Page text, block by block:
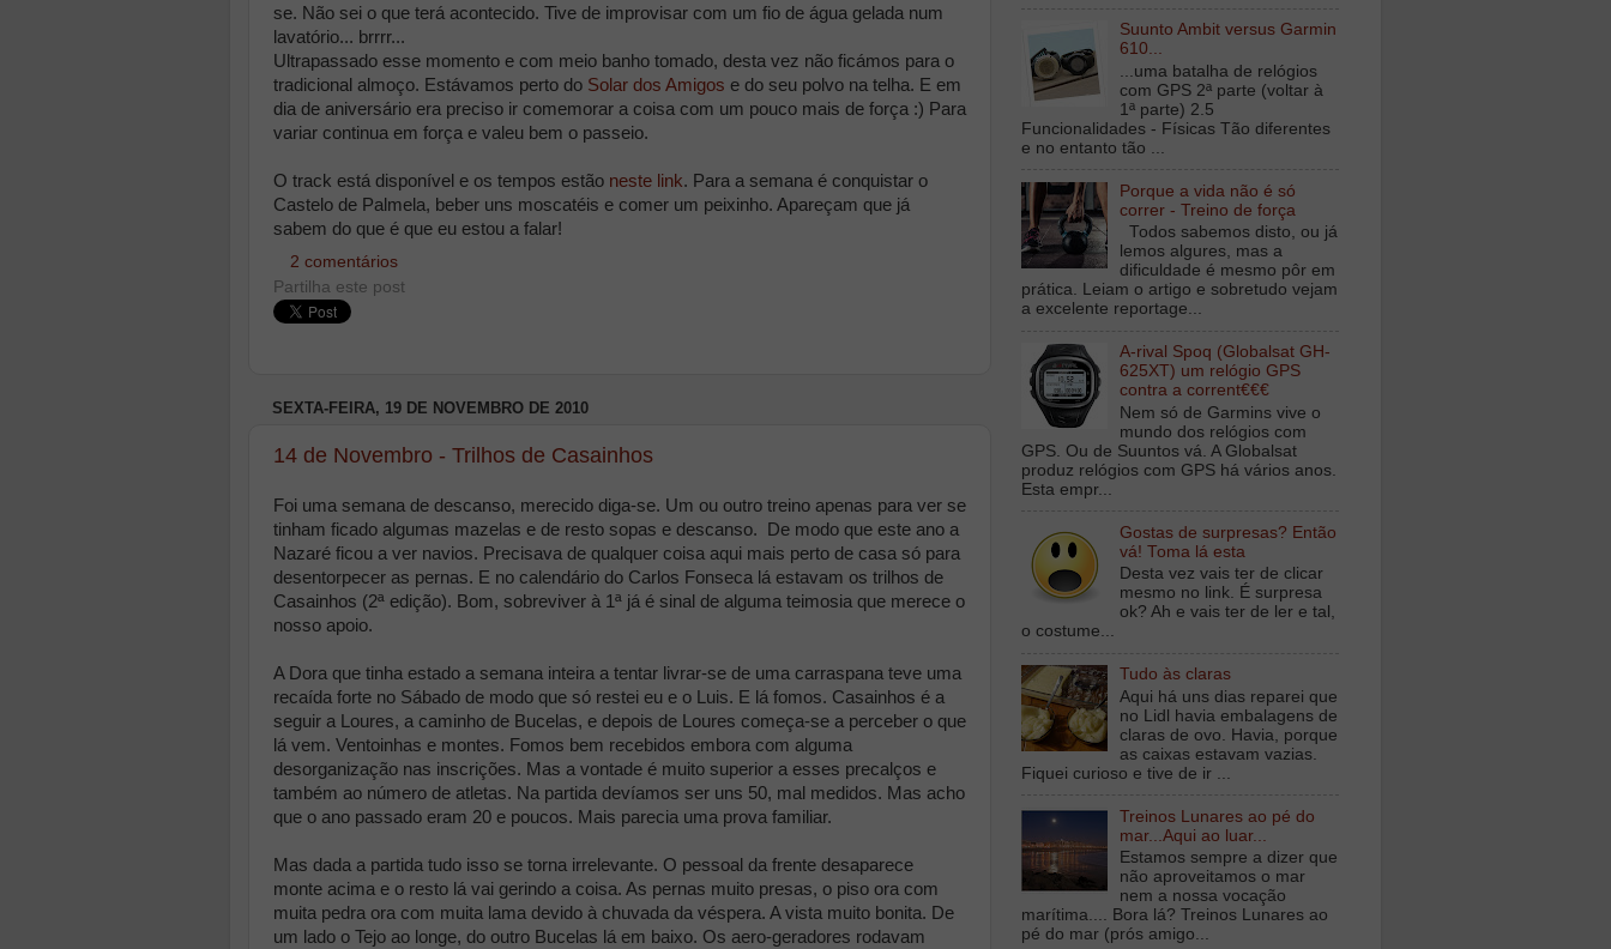
se. Não sei o que terá acontecido. Tive de improvisar com um fio de água gelada num
lavatório... brrrr...
Ultrapassado esse momento e com meio banho tomado, desta vez não ficámos para o
tradicional almoço. Estávamos perto do Solar dos Amigos e do seu polvo na telha. E em
dia de aniversário era preciso ir comemorar a coisa com um pouco mais de força :) Para
variar continua em força e valeu bem o passeio.
O track está disponível e os tempos estão neste link. Para a semana é conquistar o
Castelo de Palmela, beber uns moscatéis e comer um peixinho. Apareçam que já
sabem do que é que eu estou a falar!
2 comentários
Partilha este post
SEXTA-FEIRA, 19 DE NOVEMBRO DE 2010
14 de Novembro - Trilhos de Casainhos
Foi uma semana de descanso, merecido diga-se. Um ou outro treino apenas para ver se
tinham ficado algumas mazelas e de resto sopas e descanso. De modo que este ano a
Nazaré ficou a ver navios. Precisava de qualquer coisa aqui mais perto de casa só para
desentorpecer as pernas. E no calendário do Carlos Fonseca lá estavam os trilhos de
Casainhos (2ª edição). Bom, sobreviver à 1ª já é sinal de alguma teimosia que merece o
nosso apoio.
A Dora que tinha estado a semana inteira a tentar livrar-se de uma carraspana teve uma
recaída forte no Sábado de modo que só restei eu e o Luis. E lá fomos. Casainhos é a
seguir a Loures, a caminho de Bucelas, e depois de Loures começa-se a perceber o que
lá vem. Ventoinhas e montes. Fomos bem recebidos embora com alguma
desorganização nas inscrições. Mas a vontade é muito superior a esses precalços e
também ao número de atletas. Na partida devíamos ser uns 50, mal medidos. Mas acho
que o ano passado eram 20 e poucos. Mais parecia uma prova familiar.
Mas dada a partida tudo isso se torna irrelevante. O pessoal da frente desaparece
monte acima e o resto lá vai gerindo a coisa. As pernas muito presas, o piso ora com
muita pedra ora com muita lama devido à chuvada da véspera. A vista muito bonita. De
um lado o Tejo ao longe, do outro Bucelas lá em baixo. Os aero-geradores rodavam
Suunto Ambit versus Garmin
610...
...uma batalha de relógios
com GPS 2ª parte (voltar à
1ª parte) 2.5
Funcionalidades - Físicas Tão diferentes
e no entanto tão ...
Porque a vida não é só
correr - Treino de força
Todos sabemos disto, ou já
lemos algures, mas a
dificuldade é mesmo pôr em
prática. Leiam o artigo e sobretudo vejam
a excelente reportage...
A-rival Spoq (Globalsat GH-
625XT) um relógio GPS
contra a corrent€€€
Nem só de Garmins vive o
mundo dos relógios com
GPS. Ou de Suuntos vá. A Globalsat
produz relógios com GPS há vários anos.
Esta empr...
Gostas de surpresas? Então
vá! Toma lá esta
Desta vez vais ter de clicar
mesmo no link. É surpresa
ok? Ah e vais ter de ler e tal,
o costume...
Tudo às claras
Aqui há uns dias reparei que
no Lidl havia embalagens de
claras de ovo. Havia, porque
as caixas estavam vazias.
Fiquei curioso e tive de ir ...
Treinos Lunares ao pé do
mar...Aqui ao luar...
Estamos sempre a dizer que
não aproveitamos o mar
nem a nossa vocação
marítima.... Bora lá? Treinos Lunares ao
pé do mar (prós amigo...